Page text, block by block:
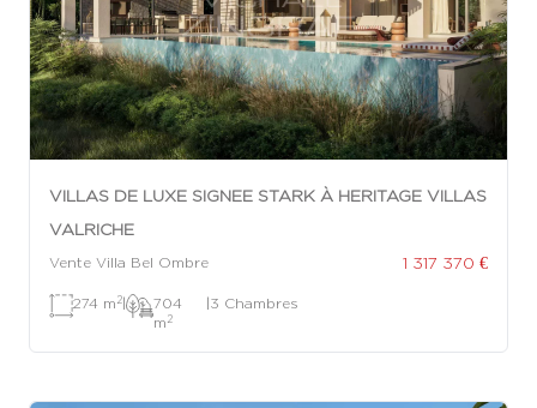
VILLAS DE LUXE SIGNEE STARK À HERITAGE VILLAS
VALRICHE
Vente Villa Bel Ombre 1 317 370 €
274 m 2|
704
m 2
|3 Chambres